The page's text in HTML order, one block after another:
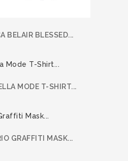
BELAIR BLESSED...
MODE T-SHIRT...
GRAFFITI MASK...